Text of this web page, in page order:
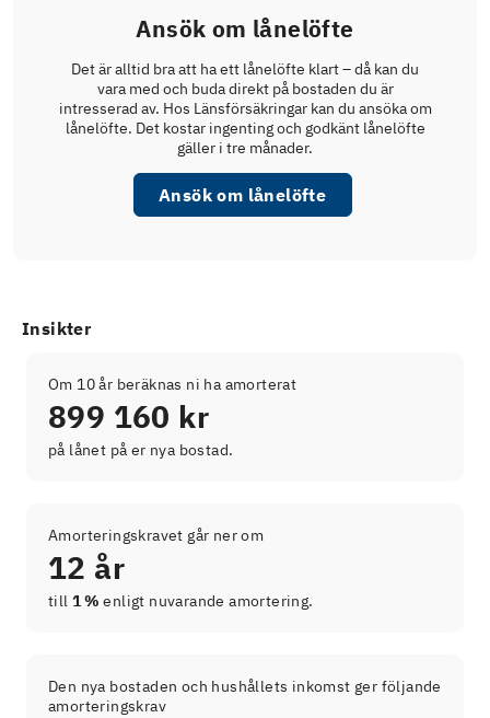
Ansök om lånelöfte
Det är alltid bra att ha ett lånelöfte klart – då kan du
vara med och buda direkt på bostaden du är
intresserad av. Hos Länsförsäkringar kan du ansöka om
lånelöfte. Det kostar ingenting och godkänt lånelöfte
gäller i tre månader.
Ansök om lånelöfte
Insikter
Om 10 år beräknas ni ha amorterat
899 160 kr
på lånet på er nya bostad.
Amorteringskravet går ner om
12 år
till 1 % enligt nuvarande amortering.
Den nya bostaden och hushållets inkomst ger följande
amorteringskrav